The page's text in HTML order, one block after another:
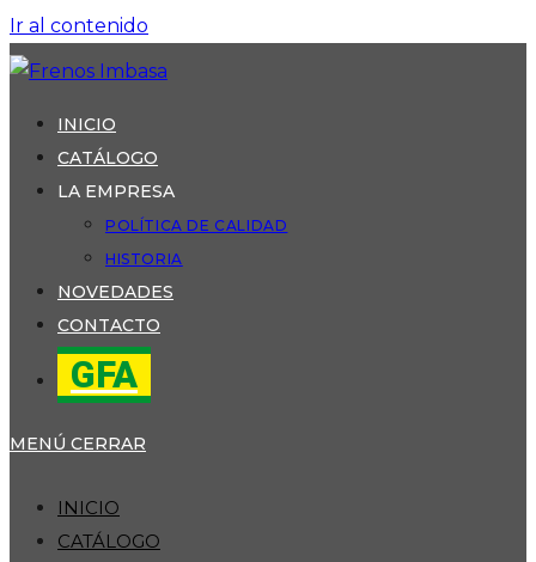
Ir al contenido
INICIO
CATÁLOGO
LA EMPRESA
POLÍTICA DE CALIDAD
HISTORIA
NOVEDADES
CONTACTO
GFA
MENÚ CERRAR
INICIO
CATÁLOGO